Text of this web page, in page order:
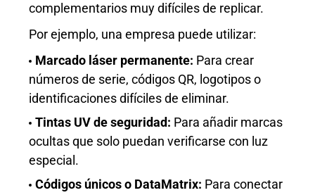
complementarios muy difíciles de replicar.
Por ejemplo, una empresa puede utilizar:
Marcado láser permanente: Para crear
números de serie, códigos QR, logotipos o
identificaciones difíciles de eliminar.
Tintas UV de seguridad: Para añadir marcas
ocultas que solo puedan verificarse con luz
especial.
Códigos únicos o DataMatrix: Para conectar